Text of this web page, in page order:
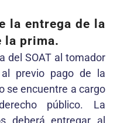
la entrega de la
la prima.
del SOAT al tomador
previo pago de la
se encuentre a cargo
público. La
deberá entregar al